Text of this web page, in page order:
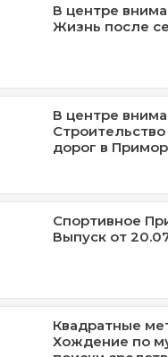
В центре
Жизнь после
В центре
дорог в
Спортивное
Выпуск от
Квадратные
Хождение по